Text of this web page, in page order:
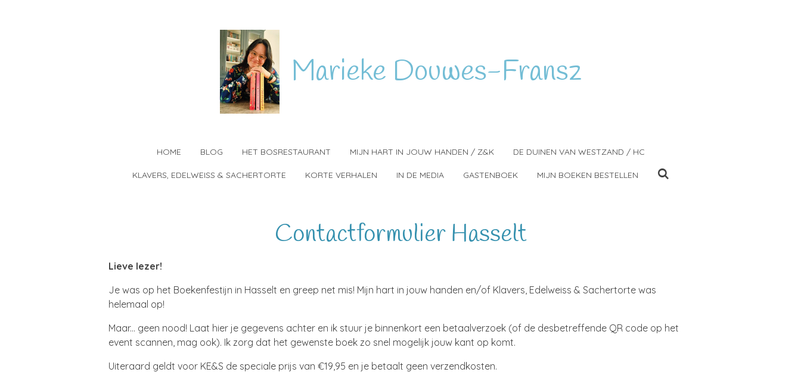
Marieke Douwes-Fransz
HOME BLOG HET BOSRESTAURANT MIJN HART IN JOUW HANDEN / Z&K DE DUINEN VAN WESTZAND / HC
KLAVERS, EDELWEISS & SACHERTORTE KORTE VERHALEN IN DE MEDIA GASTENBOEK MIJN BOEKEN BESTELLEN
Contactformulier Hasselt
Lieve lezer!
Je was op het Boekenfestijn in Hasselt en greep net mis! Mijn hart in jouw handen en/of Klavers, Edelweiss & Sachertorte was
helemaal op!
Maar... geen nood! Laat hier je gegevens achter en ik stuur je binnenkort een betaalverzoek (of de desbetreffende QR code op het
event scannen, mag ook). Ik zorg dat het gewenste boek zo snel mogelijk jouw kant op komt.
Uiteraard geldt voor KE&S de speciale prijs van €19,95 en je betaalt geen verzendkosten.